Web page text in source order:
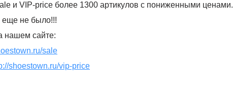
и VIP-price более 1300 артикулов с пониженными ценами.
еще не было!!!
нашем сайте:
sale
shoestown.ru/vip-price